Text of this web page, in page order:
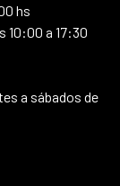
hs
10:00 a 17:30
a sábados de